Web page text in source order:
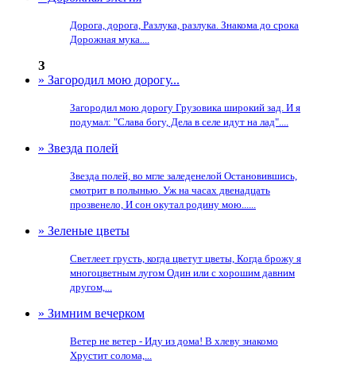
Дорога, дорога, Разлука, разлука. Знакома до срока
Дорожная мука....
З
» Загородил мою дорогу...
Загородил мою дорогу Грузовика широкий зад. И я
подумал: "Слава богу, Дела в селе идут на лад"....
» Звезда полей
Звезда полей, во мгле заледенелой Остановившись,
смотрит в полынью. Уж на часах двенадцать
прозвенело, И сон окутал родину мою......
» Зеленые цветы
Светлеет грусть, когда цветут цветы, Когда брожу я
многоцветным лугом Один или с хорошим давним
другом,...
» Зимним вечерком
Ветер не ветер - Иду из дома! В хлеву знакомо
Хрустит солома,...